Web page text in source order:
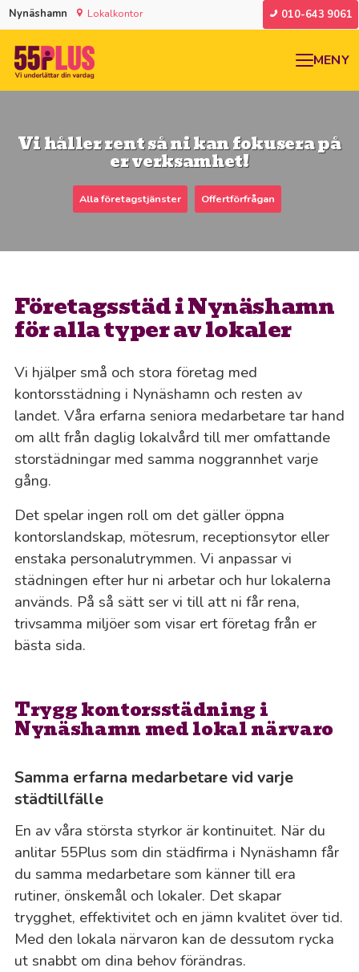
Nynäshamn Lokalkontor 010-643 9061
MENY
Vi håller rent så ni kan fokusera på
er verksamhet!
Alla företagstjänster Offertförfrågan
Företagsstäd i Nynäshamn
för alla typer av lokaler
Vi hjälper små och stora företag med
kontorsstädning i Nynäshamn och resten av
landet. Våra erfarna seniora medarbetare tar hand
om allt från daglig lokalvård till mer omfattande
storstädningar med samma noggrannhet varje
gång.
Det spelar ingen roll om det gäller öppna
kontorslandskap, mötesrum, receptionsytor eller
enstaka personalutrymmen. Vi anpassar vi
städningen efter hur ni arbetar och hur lokalerna
används. På så sätt ser vi till att ni får rena,
trivsamma miljöer som visar ert företag från er
bästa sida.
Trygg kontorsstädning i
Nynäshamn med lokal närvaro
Samma erfarna medarbetare vid varje
städtillfälle
En av våra största styrkor är kontinuitet. När du
anlitar 55Plus som din städfirma i Nynäshamn får
du samma medarbetare som känner till era
rutiner, önskemål och lokaler. Det skapar
trygghet, effektivitet och en jämn kvalitet över tid.
Med den lokala närvaron kan de dessutom rycka
ut snabbt om dina behov förändras.